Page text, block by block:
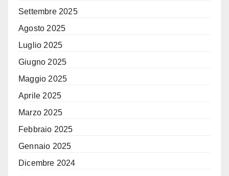
Settembre 2025
Agosto 2025
Luglio 2025
Giugno 2025
Maggio 2025
Aprile 2025
Marzo 2025
Febbraio 2025
Gennaio 2025
Dicembre 2024